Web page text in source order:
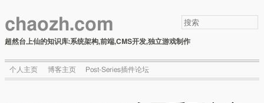
chaozh.com
超然台上仙的知识库:系统架构,前端,CMS开发,独立游戏制作
个人主页 博客主页 Post-Series插件论坛